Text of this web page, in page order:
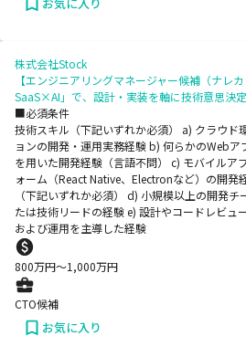
お気に入り
株式会社Stock
【エンジニアリングマネージャー候補（ナレ
SaaS×AI」で、設計・実装を軸に技術意思決
■必須条件
技術スキル（下記いずれか必須） a) クラウド
ョンの開発・運用実務経験 b) 何らかのWeb
を用いた開発経験（言語不問） c) モバイルア
ォーム（React Native、Electronなど）の開発
（下記いずれか必須） d) 小規模以上の開発
たは技術リードの経験 e) 設計やコードレビュ
および運用を主導した経験
800万円〜1,000万円
CTO候補
お気に入り